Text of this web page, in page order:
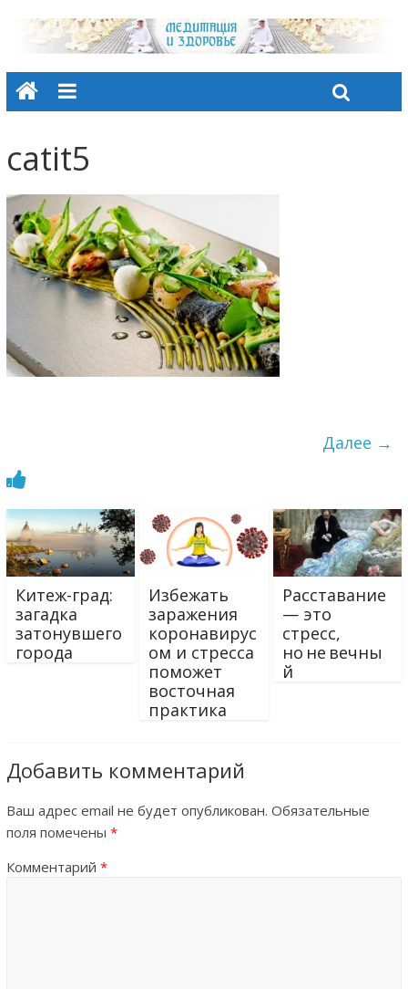
catit5
Далее →
Китеж-град:
загадка
затонувшего
города
Избежать
заражения
коронавирус
ом и стресса
поможет
восточная
практика
Расставание
— это
стресс,
но не вечны
й
Добавить комментарий
Ваш адрес email не будет опубликован. Обязательные
поля помечены *
Комментарий *